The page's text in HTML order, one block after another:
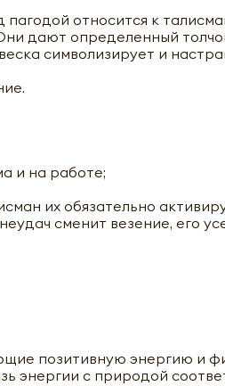
относится к
дают определенный
символизирует и
и на работе;
их обязательно
сменит везение, его
позитивную энергию и
энергии с природой